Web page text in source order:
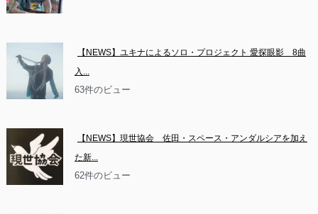
【NEWS】ユキナによるソロ・プロジェクト 愛探眼影　8曲
入...
63件のビュー
【NEWS】現世協会　佐田・スペース・アンダルシアを加え
た新...
62件のビュー